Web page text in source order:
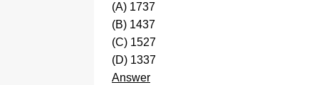
(A) 1737
(B) 1437
(C) 1527
(D) 1337
Answer